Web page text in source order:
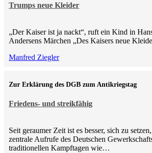
Trumps neue Kleider
„Der Kaiser ist ja nackt“, ruft ein Kind in
Andersens Märchen „Des Kaisers neue
Manfred Ziegler
Friedens- und streikfähig
Zur Erklärung des DGB zum Antikriegstag
Seit geraumer Zeit ist es besser, sich zu
zentrale Aufrufe des Deutschen
traditionellen Kampftagen wie…